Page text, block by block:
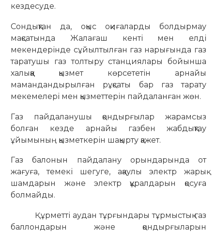
кездесуде.
Сондықтан да, оқыс оқиғаларды болдырмау
мақсатында Жалағаш кенті мен елді
мекендерінде сұйылтылған газ нарығында газ
таратушы газ толтыру станциялары бойынша
халыққа қызмет көрсететін арнайы
мамандандырылған рұқсаты бар газ тарату
мекемелері мен қызметтерін пайдаланған жөн.
Газ пайдаланушы қондырғылар жарамсыз
болған кезде арнайы газбен жабдықтау
ұйымының қызметкерін шақырту қажет.
Газ балонын пайдалану орындарында от
жағуға, темекі шегуге, ақаулы электр жарық
шамдарын және электр құралдарын қосуға
болмайды.
Құрметті аудан тұрғындары тұрмыстық газ
баллондарын және қондырғыларын